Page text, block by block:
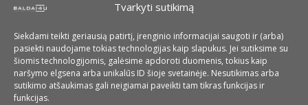
Tvarkyti sutikimą
Siekdami teikti geriausią patirtį, įrenginio informacijai saugoti ir (arba)
pasiekti naudojame tokias technologijas kaip slapukus. Jei sutiksime su
šiomis technologijomis, galėsime apdoroti duomenis, tokius kaip
naršymo elgsena arba unikalūs ID šioje svetainėje. Nesutikimas arba
sutikimo atšaukimas gali neigiamai paveikti tam tikras funkcijas ir
funkcijas.